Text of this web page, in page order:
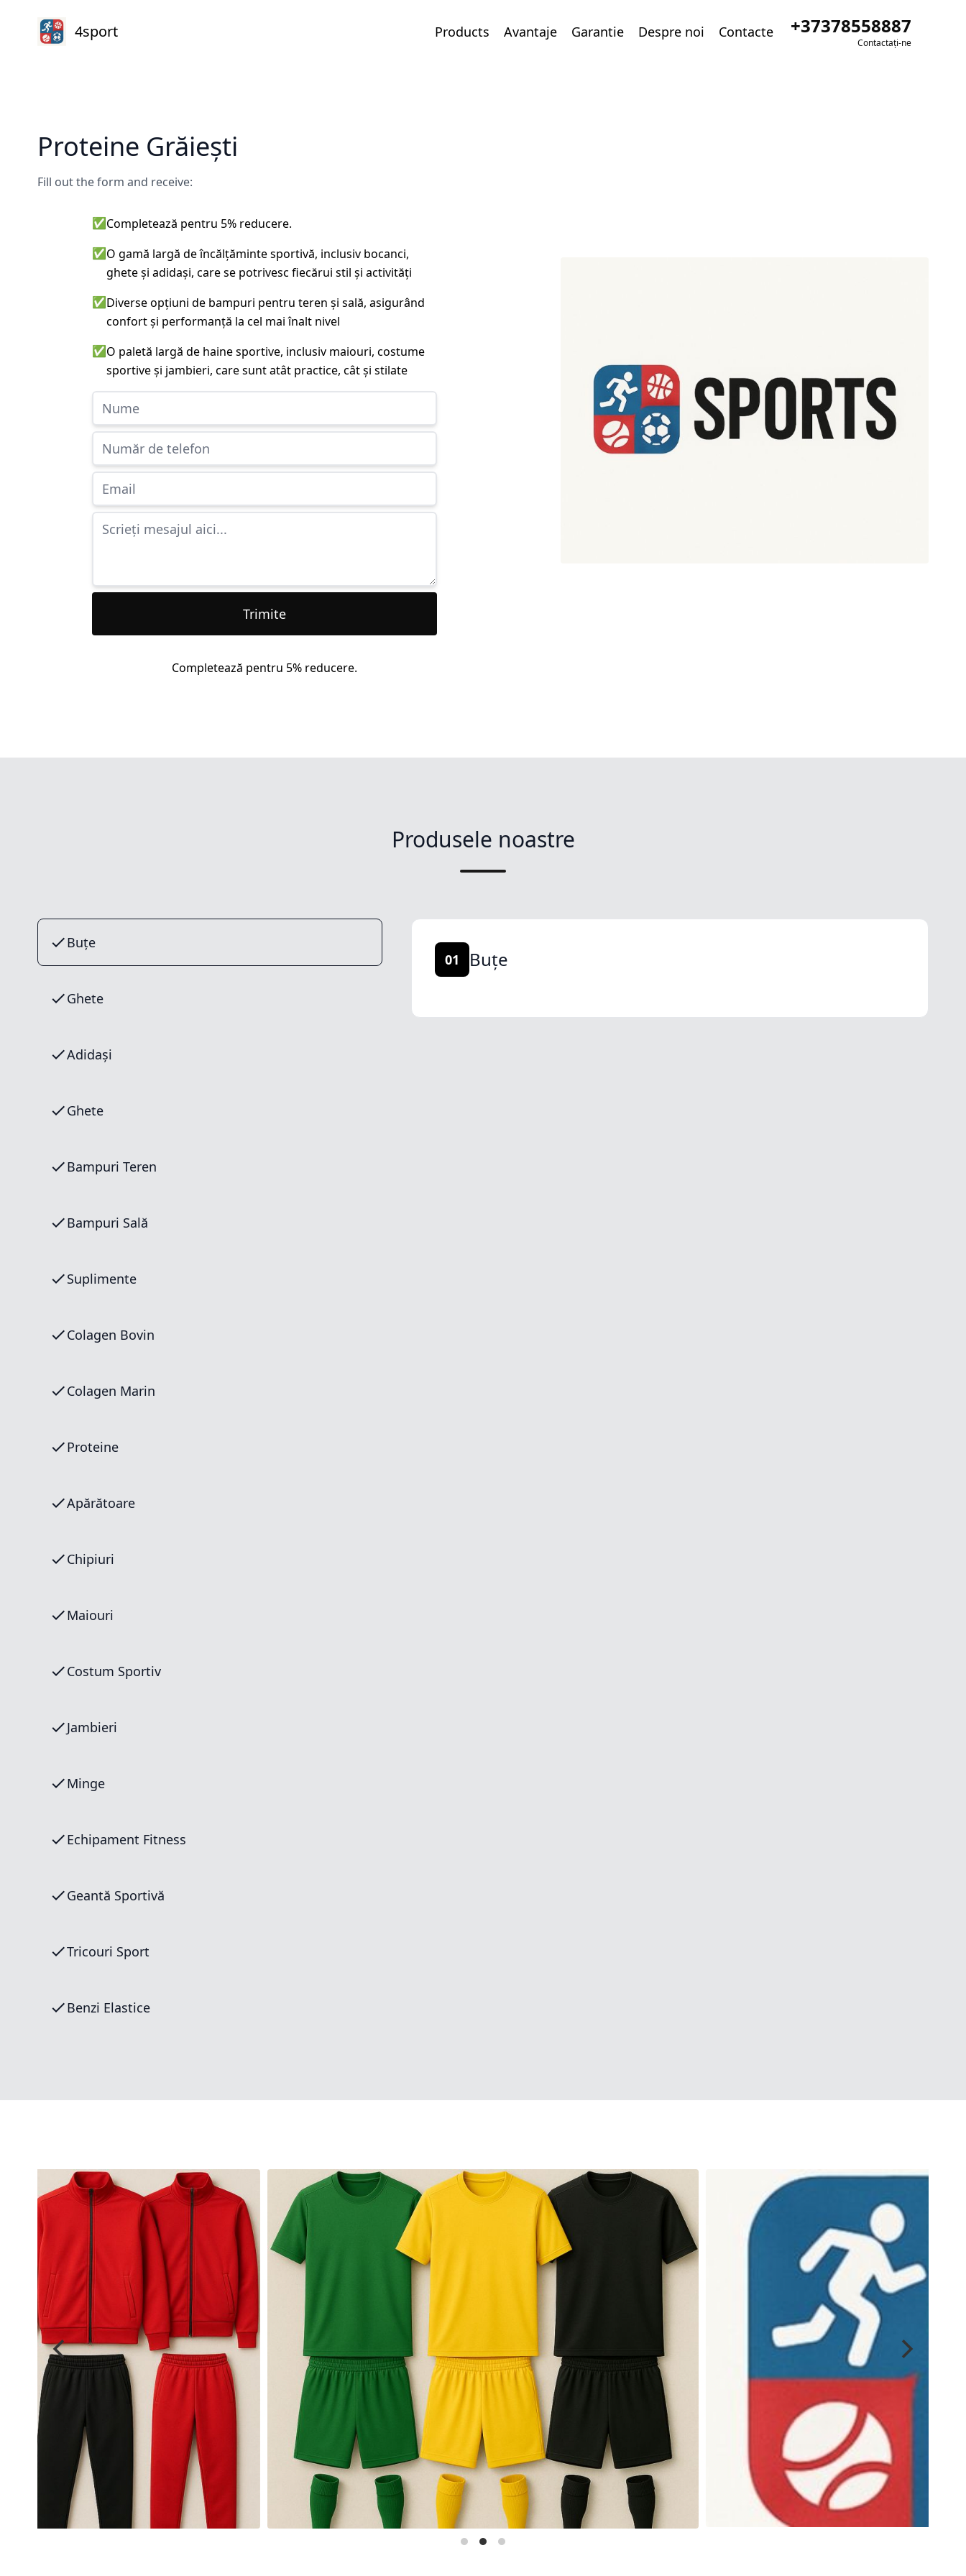
4sport Products Avantaje Garantie Despre noi Contacte +37378558887
Contactați-ne
Proteine Grăiești
Fill out the form and receive:
✅Completează pentru 5% reducere.
✅O gamă largă de încălțăminte sportivă, inclusiv bocanci,
ghete și adidași, care se potrivesc fiecărui stil și activități
✅Diverse opțiuni de bampuri pentru teren și sală, asigurând
confort și performanță la cel mai înalt nivel
✅O paletă largă de haine sportive, inclusiv maiouri, costume
sportive și jambieri, care sunt atât practice, cât și stilate
Trimite
Completează pentru 5% reducere.
Produsele noastre
Buțe
Ghete
Adidași
Ghete
Bampuri Teren
Bampuri Sală
Suplimente
Colagen Bovin
Colagen Marin
Proteine
Apărătoare
Chipiuri
Maiouri
Costum Sportiv
Jambieri
Minge
Echipament Fitness
Geantă Sportivă
Tricouri Sport
Benzi Elastice
01 Buțe